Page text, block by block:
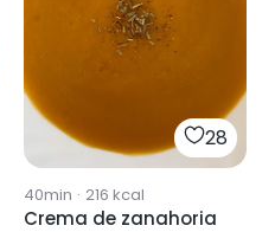
28
40min · 216 kcal
Crema de zanahoria